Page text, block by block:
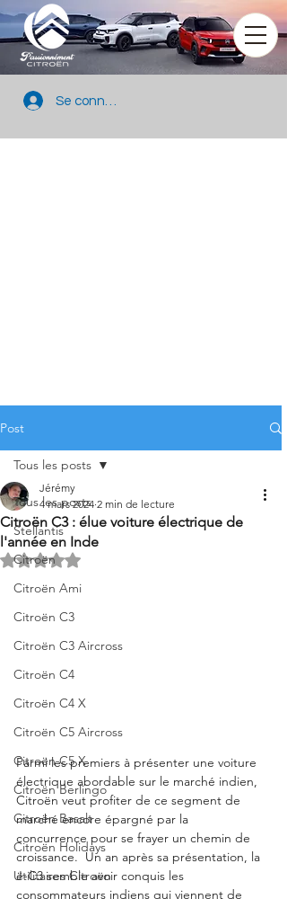
Se connecter
Post
Tous les posts
Stellantis
Citroën
Citroën Ami
Citroën C3
Citroën C3 Aircross
Citroën C4
Citroën C4 X
Citroën C5 Aircross
Citroën C5 X
Citroën Berlingo
Citroën Basalt
Citroën Holidays
Utilitaires Citroën
Tous les posts
Citroën C3 : élue voiture électrique de
l'année en Inde
Jérémy
4 mars 2024 2 min de lecture
Noté NaN étoiles sur 5.
Parmi les premiers à présenter une voiture
électrique abordable sur le marché indien,
Citroën veut profiter de ce segment de
marché encore épargné par la
concurrence pour se frayer un chemin de
croissance.  Un an après sa présentation, la
ë-C3 semble avoir conquis les
consommateurs indiens qui viennent de